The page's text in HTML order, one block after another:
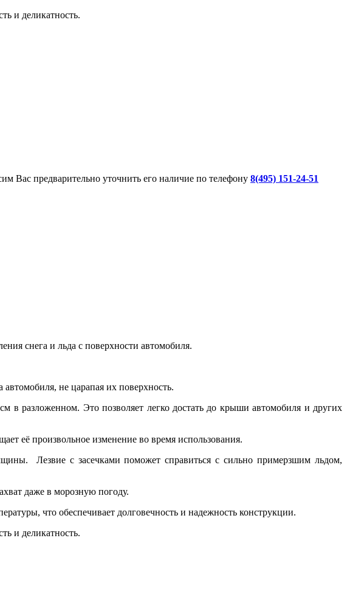
и деликатность.
Вас предварительно уточнить его наличие по телефону 8(495) 151-24-51
снега и льда с поверхности автомобиля.
не царапая их поверхность.
в разложенном. Это позволяет легко достать до крыши автомобиля и других
её произвольное изменение во время использования.
Лезвие с засечками поможет справиться с сильно примерзшим льдом,
даже в морозную погоду.
что обеспечивает долговечность и надежность конструкции.
и деликатность.